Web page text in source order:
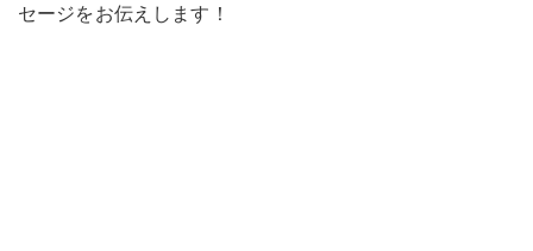
セージをお伝えします！